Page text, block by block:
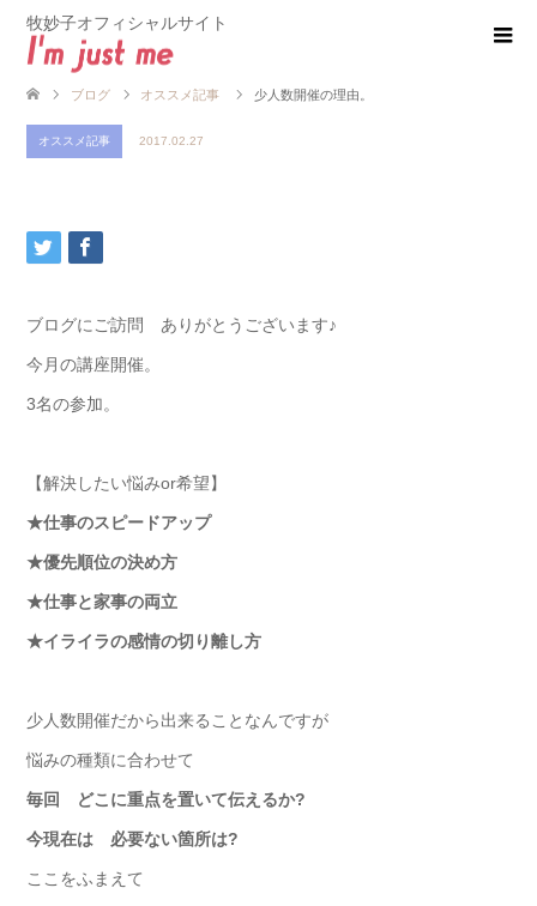
牧妙子オフィシャルサイト
ブログ オススメ記事 少人数開催の理由。
オススメ記事 2017.02.27
ブログにご訪問 ありがとうございます♪
今月の講座開催。
3名の参加。
【解決したい悩みor希望】
★仕事のスピードアップ
★優先順位の決め方
★仕事と家事の両立
★イライラの感情の切り離し方
少人数開催だから出来ることなんですが
悩みの種類に合わせて
毎回 どこに重点を置いて伝えるか?
今現在は 必要ない箇所は?
ここをふまえて